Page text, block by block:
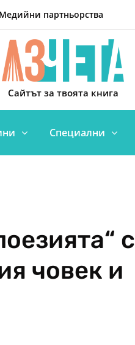
Медийни партньорства
Сайтът за твоята книга
Специални
с
човек и